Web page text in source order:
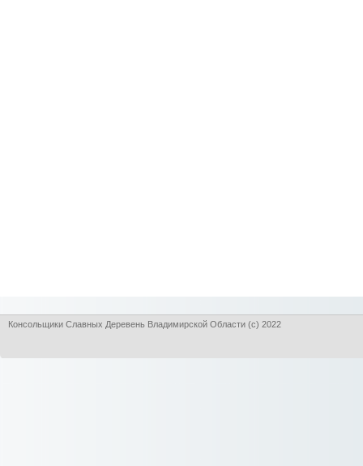
Консольщики Славных Деревень Владимирской Области (с) 2022